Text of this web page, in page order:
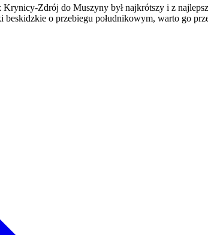
Zdrój do Muszyny był najkrótszy i z
o przebiegu południkowym, warto go